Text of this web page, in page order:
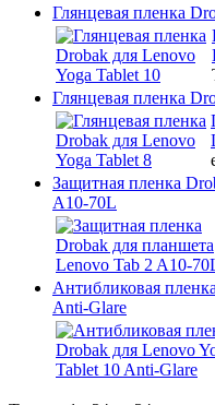
Глянцевая пленка
Глянцевая пленка
Защитная пленка
A10-70L
Антибликовая
Anti-Glare